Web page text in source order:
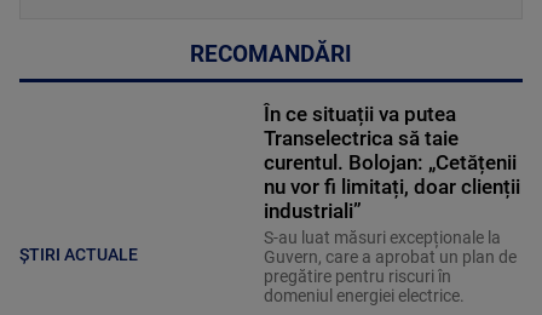
RECOMANDĂRI
ȘTIRI ACTUALE
În ce situații va putea
Transelectrica să taie
curentul. Bolojan: „Cetățenii
nu vor fi limitați, doar clienții
industriali”
S-au luat măsuri excepționale la
Guvern, care a aprobat un plan de
pregătire pentru riscuri în
domeniul energiei electrice.